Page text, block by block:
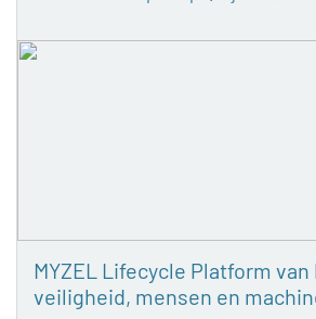
MYZEL Lifecycle Platform
veiligheid, mensen en